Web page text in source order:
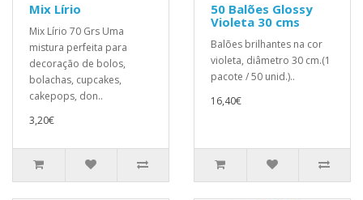
Mix Lírio
Mix Lírio 70 Grs Uma
mistura perfeita para
decoração de bolos,
bolachas, cupcakes,
cakepops, don..
3,20€
50 Balões Glossy
Violeta 30 cms
Balões brilhantes na cor
violeta, diâmetro 30 cm.(1
pacote / 50 unid.)..
16,40€